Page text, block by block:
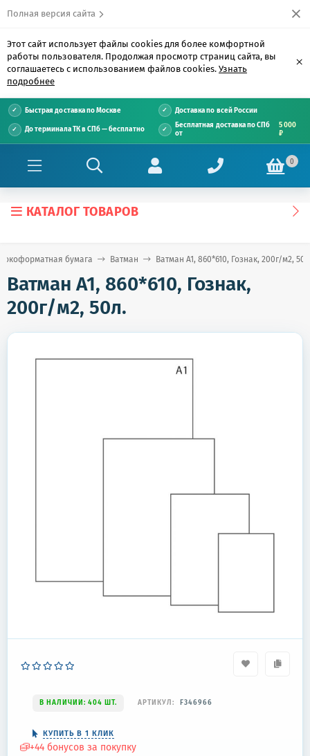
Полная версия сайта
Этот сайт использует файлы cookies для более комфортной
работы пользователя. Продолжая просмотр страниц сайта, вы
соглашаетесь с использованием файлов cookies. Узнать
подробнее
×
Быстрая доставка по Москве Доставка по всей России
До терминала ТК в СПб — бесплатно
Бесплатная доставка по СПб
от
5 000
₽
0
КАТАЛОГ ТОВАРОВ
бумага Ватман Ватман А1, 860*610, Гознак, 200г/м2,
Ватман А1, 860*610, Гознак,
200г/м2, 50л.
В НАЛИЧИИ: 404 ШТ. АРТИКУЛ: F346966
КУПИТЬ В 1 КЛИК
+44 бонусов за покупку